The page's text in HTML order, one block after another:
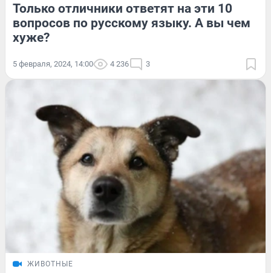
Только отличники ответят на эти 10
вопросов по русскому языку. А вы чем
хуже?
5 февраля, 2024, 14:00 4 236 3
ЖИВОТНЫЕ